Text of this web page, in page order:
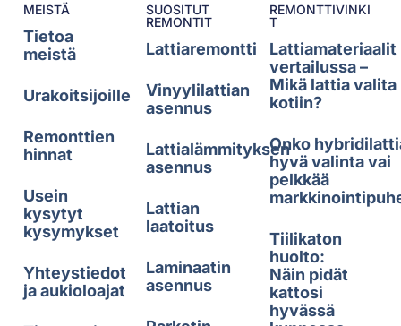
MEISTÄ
Tietoa
meistä
Urakoitsijoille
Remonttien
hinnat
Usein
kysytyt
kysymykset
Yhteystiedot
ja aukioloajat
SUOSITUT
REMONTIT
Lattiaremontti
Vinyylilattian
asennus
Lattialämmityksen
asennus
Lattian
laatoitus
Laminaatin
asennus
REMONTTIVINKI
T
Lattiamateriaalit
vertailussa –
Mikä lattia valita
kotiin?
Onko
hyvä valinta vai
pelkkää
Tiilikaton
huolto:
Näin pidät
kattosi
hyvässä